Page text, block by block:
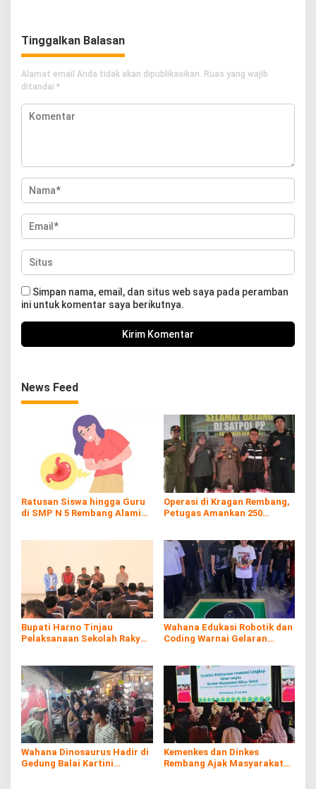
Tinggalkan Balasan
Alamat email Anda tidak akan dipublikasikan. Ruas yang wajib
ditandai *
Simpan nama, email, dan situs web saya pada peramban
ini untuk komentar saya berikutnya.
News Feed
Ratusan Siswa hingga Guru
di SMP N 5 Rembang Alami
Operasi di Kragan Rembang,
Petugas Amankan 250
Bupati Harno Tinjau
Pelaksanaan Sekolah Rakyat
Wahana Edukasi Robotik dan
Coding Warnai Gelaran
Wahana Dinosaurus Hadir di
Gedung Balai Kartini
Kemenkes dan Dinkes
Rembang Ajak Masyarakat